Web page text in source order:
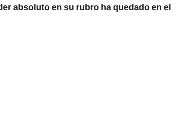
absoluto en su rubro ha quedado en el